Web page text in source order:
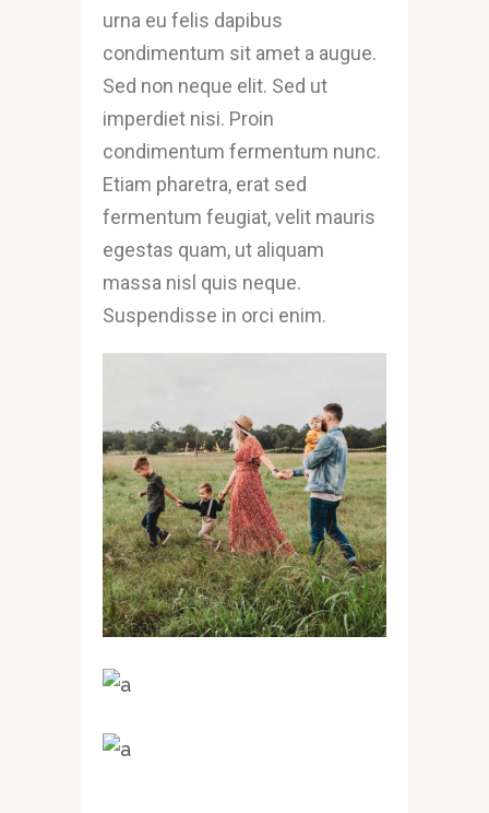
urna eu felis dapibus
condimentum sit amet a augue.
Sed non neque elit. Sed ut
imperdiet nisi. Proin
condimentum fermentum nunc.
Etiam pharetra, erat sed
fermentum feugiat, velit mauris
egestas quam, ut aliquam
massa nisl quis neque.
Suspendisse in orci enim.